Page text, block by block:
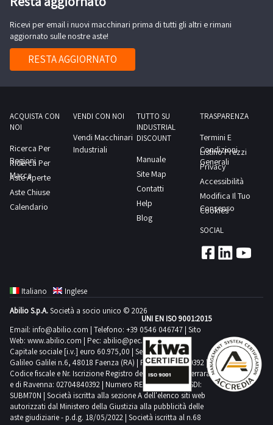
Ricevi per email i nuovi macchinari prima di tutti gli altri e rimani
aggiornato sulle nostre aste!
RESTA AGGIORNATO
ACQUISTA CON
NOI
Ricerca Per
Regioni
Ricerca Per
Marca
Aste Aperte
Aste Chiuse
Calendario
VENDI CON NOI
Vendi Macchinari
Industriali
TUTTO SU
INDUSTRIAL
DISCOUNT
Manuale
Site Map
Contatti
Help
Blog
TRASPARENZA
Termini E
Condizioni
Generali
Listino Prezzi
Privacy
Accessibilità
Modifica Il Tuo
Consenso
Cookies
SOCIAL
Italiano
Inglese
Abilio S.p.A.Società a socio unico © 2026
Email: info@abilio.com | Telefono: +39 0546 046747 | Sito
Web: www.abilio.com | Pec: abilio@pec.illimity.com
Capitale sociale [i.v.] euro 60.975,00 | Sede legale in Via
Galileo Galilei n.6, 48018 Faenza (RA) | P.IVA: 02704840392 |
Codice fiscale e Nr. Iscrizione Registro delle Imprese di Ferrara
e di Ravenna: 02704840392 | Numero REA RA 224830 | SDI:
SUBM70N | Società iscritta alla sezione A dell'elenco siti web
autorizzati dal Ministero della Giustizia alla pubblicità delle
aste giudiziarie - p.d.g. 18/05/2022 | Società iscritta al n.68
UNI EN ISO 9001:2015